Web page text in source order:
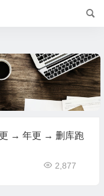
→ 年更 → 删库跑
2,877